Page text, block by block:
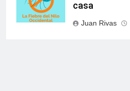
casa
Juan Rivas